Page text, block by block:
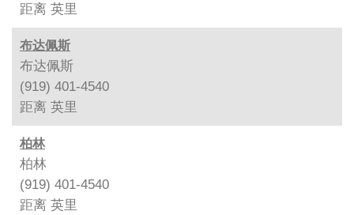
距离 英里
布达佩斯
布达佩斯
(919) 401-4540
距离 英里
柏林
柏林
(919) 401-4540
距离 英里